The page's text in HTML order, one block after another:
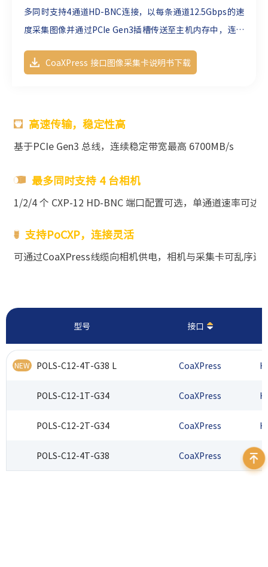
多同时支持4通道HD-BNC连接，以每条通道12.5Gbps的速
度采集图像并通过PCIe Gen3插槽传送至主机内存中，连续
的CoaXPress接口图像采集卡产品。
CoaXPress 接口图像采集卡说明书下载
高速传输，稳定性高
基于PCIe Gen3 总线， 连续稳定带宽最高 6700MB/s
最多同时支持 4 台相机
1/2/4 个 CXP-12 HD-BNC 端口配置可选，单通道速率可达
支持PoCXP，连接灵活
可通过CoaXPress线缆向相机供电，相机与采集卡可乱序连
型号 接口
NEW POLS-C12-4T-G38 L CoaXPress
POLS-C12-1T-G34 CoaXPress
POLS-C12-2T-G34 CoaXPress
POLS-C12-4T-G38 CoaXPress